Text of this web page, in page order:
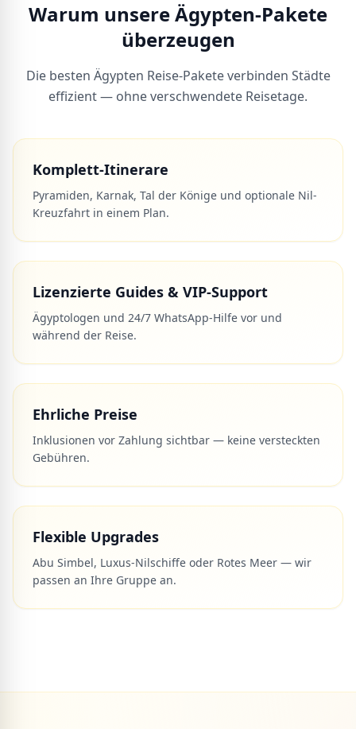
Warum unsere Ägypten-Pakete
überzeugen
Die besten Ägypten Reise-Pakete verbinden Städte
effizient — ohne verschwendete Reisetage.
Komplett-Itinerare
Pyramiden, Karnak, Tal der Könige und optionale Nil-
Kreuzfahrt in einem Plan.
Lizenzierte Guides & VIP-Support
Ägyptologen und 24/7 WhatsApp-Hilfe vor und
während der Reise.
Ehrliche Preise
Inklusionen vor Zahlung sichtbar — keine versteckten
Gebühren.
Flexible Upgrades
Abu Simbel, Luxus-Nilschiffe oder Rotes Meer — wir
passen an Ihre Gruppe an.